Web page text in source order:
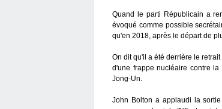
Quand le parti Républicain a
évoqué comme possible
qu'en 2018, après le départ de
On dit qu'il a été derrière le
d'une frappe nucléaire contre
Jong-Un.
John Bolton a applaudi la